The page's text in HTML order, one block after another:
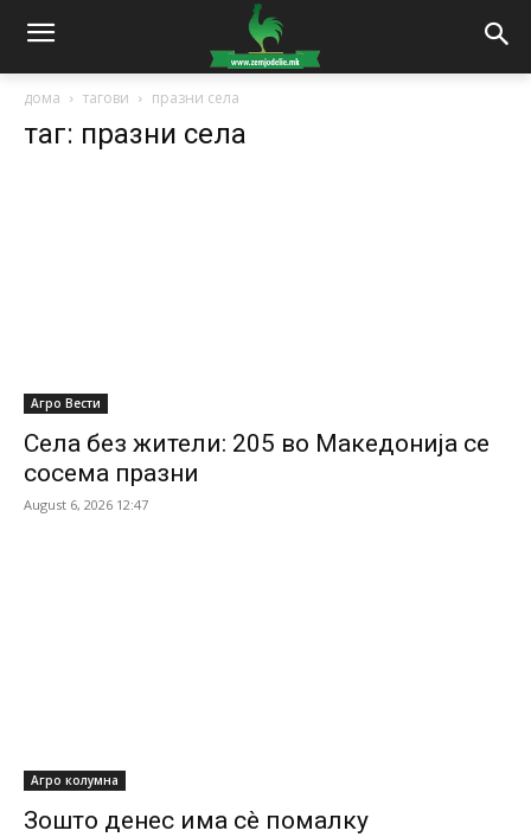
дома тагови празни села
таг: празни села
Агро Вести
Села без жители: 205 во Македонија се
сосема празни
August 6, 2026 12:47
Агро колумна
Зошто денес има сè помалку